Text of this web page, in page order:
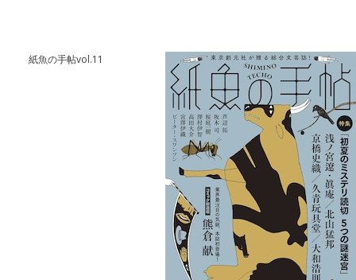
紙魚の手帖vol.11